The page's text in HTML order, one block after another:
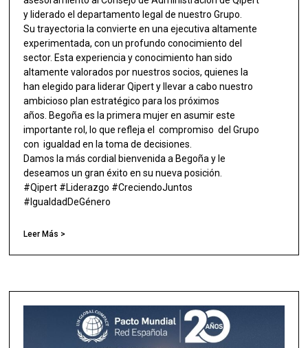
y liderado el departamento legal de nuestro Grupo.
Su trayectoria la convierte en una ejecutiva altamente
experimentada, con un profundo conocimiento del
sector. Esta experiencia y conocimiento han sido
altamente valorados por nuestros socios, quienes la
han elegido para liderar Qipert y llevar a cabo nuestro
ambicioso plan estratégico para los próximos
años. Begoña es la primera mujer en asumir este
importante rol, lo que refleja el compromiso del Grupo
con igualdad en la toma de decisiones.
Damos la más cordial bienvenida a Begoña y le
deseamos un gran éxito en su nueva posición.
#Qipert #Liderazgo #CreciendoJuntos
#IgualdadDeGénero
Leer Más >